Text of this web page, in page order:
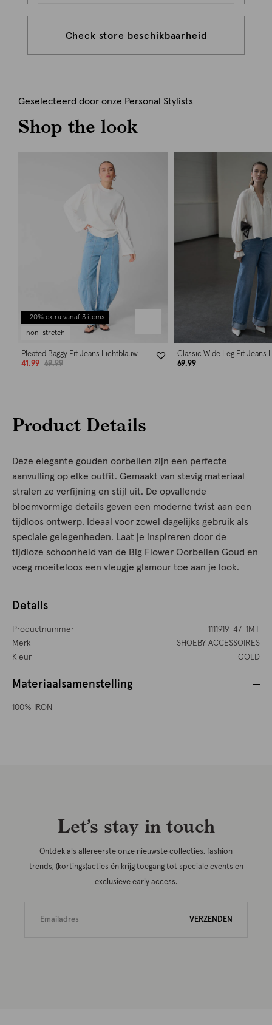
Check store beschikbaarheid
Geselecteerd door onze Personal Stylists
Shop the look
-20% extra vanaf 3 items
non-stretch
Pleated Baggy Fit Jeans Lichtblauw
41.99
69.99
Classic Wide Leg Fit Jeans
69.99
Product Details
Deze elegante gouden oorbellen zijn een perfecte
aanvulling op elke outfit. Gemaakt van stevig materiaal
stralen ze verfijning en stijl uit. De opvallende
bloemvormige details geven een moderne twist aan een
tijdloos ontwerp. Ideaal voor zowel dagelijks gebruik als
speciale gelegenheden. Laat je inspireren door de
tijdloze schoonheid van de Big Flower Oorbellen Goud en
voeg moeiteloos een vleugje glamour toe aan je look.
Details
Productnummer
1111919-47-1MT
Merk
SHOEBY ACCESSOIRES
Kleur
GOLD
Materiaalsamenstelling
100% IRON
Let’s stay in touch
Ontdek als allereerste onze nieuwste collecties, fashion
trends, (kortings)acties én krijg toegang tot speciale events en
exclusieve early access.
VERZENDEN